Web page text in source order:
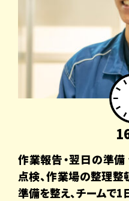
作業報告・翌日の準
点検、作業場の整理
準備を整え、チームで1